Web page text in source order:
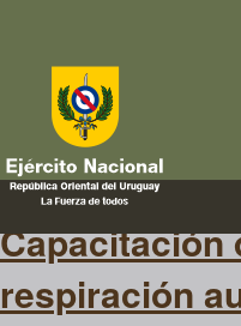
Interspiro
Capacitación
respiración